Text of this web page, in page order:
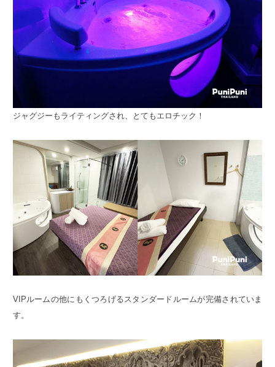
ジャグジーもライティングされ、とてもエロチック！
VIPルームの他にもくつろげるスタンダードルームが完備されていま
す。